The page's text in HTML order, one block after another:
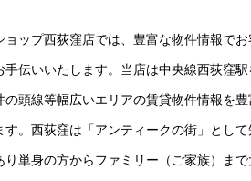
ョップ西荻窪店では、豊富な物件情報で
手伝いいたします。当店は中央線西荻窪
の頭線等幅広いエリアの賃貸物件情報を
す。西荻窪は「アンティークの街」とし
り単身の方からファミリー（ご家族）ま